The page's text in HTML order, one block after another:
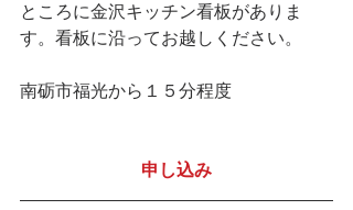
ところに金沢キッチン看板がありま
す。看板に沿ってお越しください。
南砺市福光から１５分程度
申し込み